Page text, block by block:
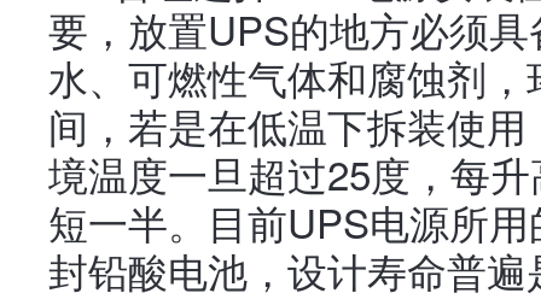
要，放置UPS的地方必须
水、可燃性气体和腐蚀剂
间，若是在低温下拆装使
境温度一旦超过25度，每
短一半。目前UPS电源所
封铅酸电池，设计寿命普遍